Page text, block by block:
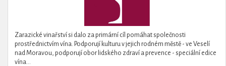
Zarazické vinařství si dalo za primární cíl pomáhat společnosti
prostřednictvím vína. Podporují kulturu v jejich rodném městě - ve Veselí
nad Moravou, podporují obor lidského zdraví a prevence - speciální edice
vína...